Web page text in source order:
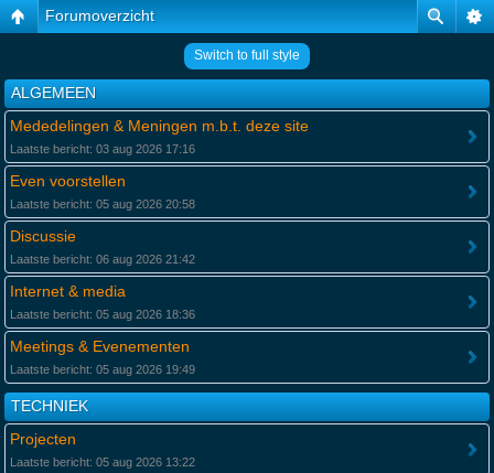
Forumoverzicht
Switch to full style
ALGEMEEN
Mededelingen & Meningen m.b.t. deze site
Laatste bericht: 03 aug 2026 17:16
Even voorstellen
Laatste bericht: 05 aug 2026 20:58
Discussie
Laatste bericht: 06 aug 2026 21:42
Internet & media
Laatste bericht: 05 aug 2026 18:36
Meetings & Evenementen
Laatste bericht: 05 aug 2026 19:49
TECHNIEK
Projecten
Laatste bericht: 05 aug 2026 13:22